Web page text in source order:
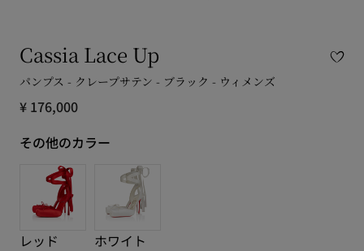
Cassia Lace Up
パンプス - クレープサテン - ブラック - ウィメンズ
¥ 176,000
その他のカラー
レッド ホワイト